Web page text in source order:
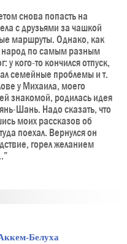
снова попасть на
с друзьями за чашкой
маршруты. Однако, как
народ по самым разным
у кого-то кончился отпуск,
семейные проблемы и т.
у Михаила, моего
знакомой, родилась идея
Шань. Надо сказать, что
моих рассказов об
поехал. Вернулся он
горел желанием
Белуха